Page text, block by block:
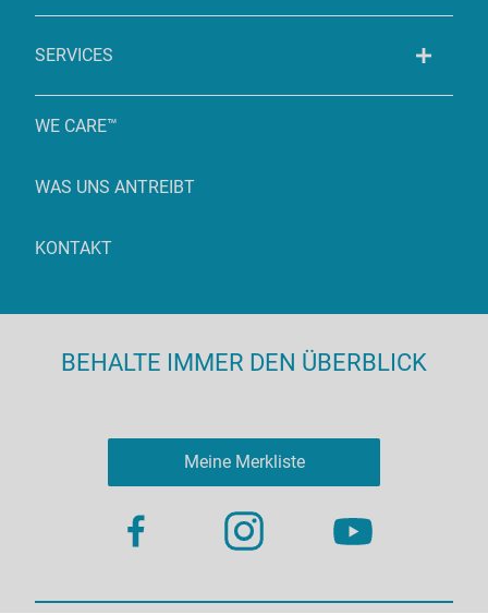
SERVICES
WE CARE™
WAS UNS ANTREIBT
KONTAKT
BEHALTE IMMER DEN ÜBERBLICK
Meine Merkliste